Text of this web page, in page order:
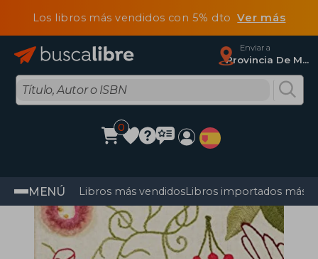
Los libros más vendidos con 5% dtoVer más
Enviar a
Provincia De Madrid
0
MENÚ Libros más vendidosLibros importados más